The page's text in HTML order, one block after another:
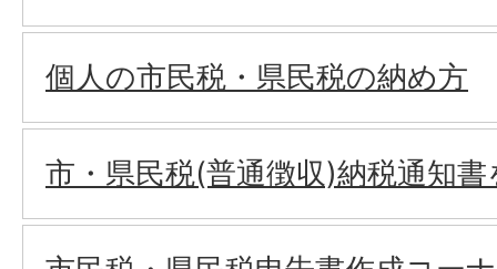
個人の市民税・県民税の納め方
市・県民税(普通徴収)納税通知